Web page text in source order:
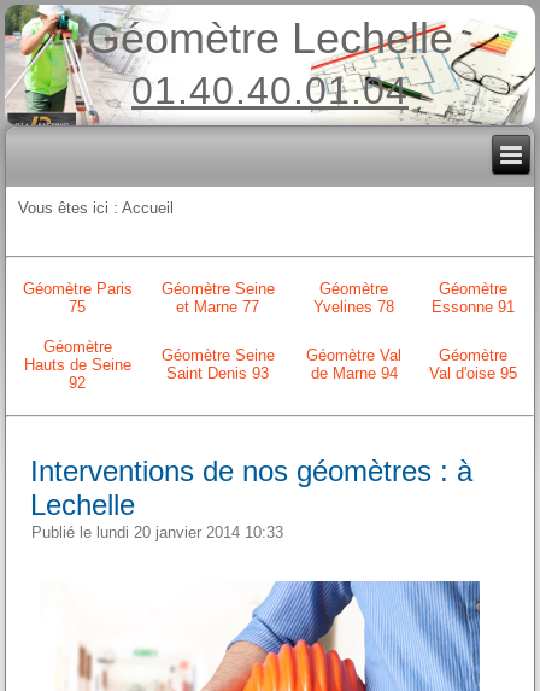
Géomètre Lechelle
01.40.40.01.04
Vous êtes ici :Accueil
Géomètre Paris
75
Géomètre Seine
et Marne 77
Géomètre
Yvelines 78
Géomètre
Essonne 91
Géomètre
Hauts de Seine
92
Géomètre Seine
Saint Denis 93
Géomètre Val
de Marne 94
Géomètre
Val d'oise 95
Interventions de nos géomètres : à
Lechelle
Publié le lundi 20 janvier 2014 10:33